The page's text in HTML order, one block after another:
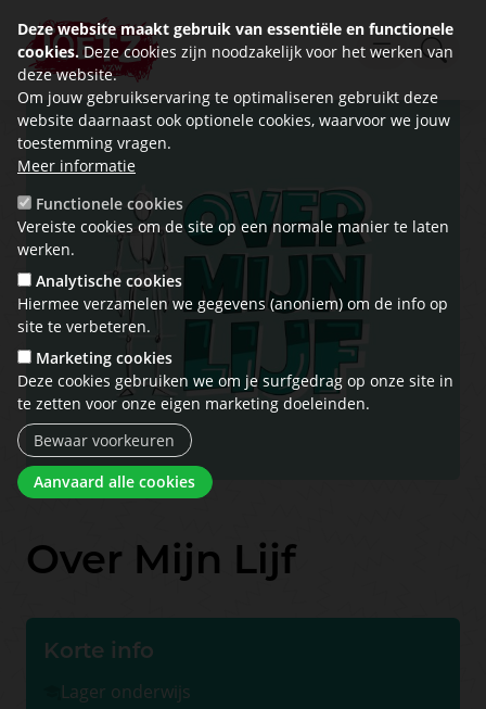
Deze website maakt gebruik van essentiële en functionele
cookies. Deze cookies zijn noodzakelijk voor het werken van
deze website.
Om jouw gebruikservaring te optimaliseren gebruikt deze
website daarnaast ook optionele cookies, waarvoor we jouw
toestemming vragen.
Meer informatie
Functionele cookies
Vereiste cookies om de site op een normale manier te laten
werken.
Analytische cookies
Hiermee verzamelen we gegevens (anoniem) om de info op
site te verbeteren.
Marketing cookies
Deze cookies gebruiken we om je surfgedrag op onze site in
te zetten voor onze eigen marketing doeleinden.
Bewaar voorkeuren
Aanvaard alle cookies
Over Mijn Lijf
Korte info
Lager onderwijs